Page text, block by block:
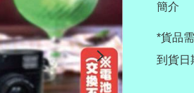
簡介
*貨品
到貨日